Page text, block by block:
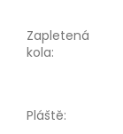
Zapletená
kola:
Pláště: